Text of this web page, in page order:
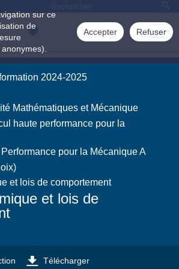
sur ce
de
Accepter Refuser
2024-2025
Mathématiques et Mécanique
haute performance pour la
pour la Mécanique A
et lois de comportement
et lois de
Télécharger